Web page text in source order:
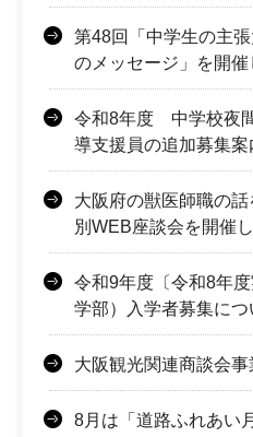
第48回「中学生の主
のメッセージ」を開催
令和8年度 中学校夜
導支援員の追加募集案
大阪府の獣医師職の
別WEB座談会を開催
令和9年度〔令和8年
学部）入学者募集につ
大阪観光関連商談会事
8月は「道路ふれあい